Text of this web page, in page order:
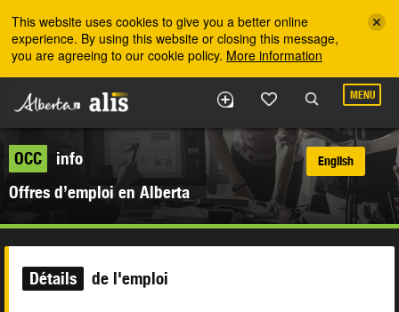
This website uses cookies to give you a better online
experience. By using this website or closing this message,
you are agreeing to our cookie policy. More information
MENU
OCC
info
Offres d’emploi en Alberta
English
Détails de l'emploi